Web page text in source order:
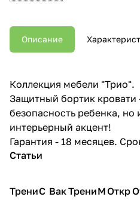
Описание
Коллекция мебели "Трио".
Защитный бортик кровати
безопасность ребенка,
интерьерный акцент!
Гарантия - 18 месяцев.
Статьи
ТрениС ВакТрениМОткр